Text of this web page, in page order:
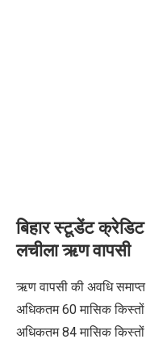
बिहार स्टूडेंट क्रेडिट
लचीला ऋणवापसी
ऋण वापसी की अवधि
अधिकतम60मासिक
अधिकतम84मासिक